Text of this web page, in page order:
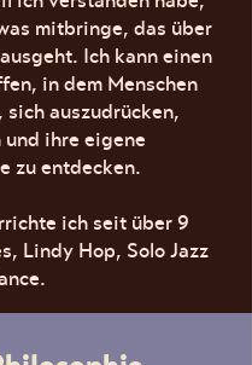
mitbringe, das über
Ich kann einen
in dem Menschen
sich auszudrücken,
und ihre eigene
zu entdecken.
ich seit über 9
Lindy Hop, Solo Jazz